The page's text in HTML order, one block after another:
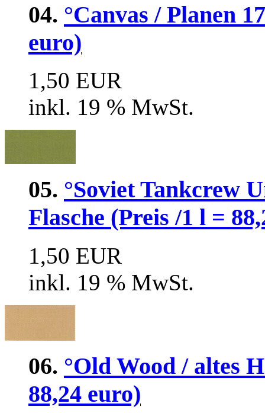
04. °Canvas / Planen
euro)
1,50 EUR
inkl. 19 % MwSt.
05. °Soviet Tankcrew
Flasche (Preis /1 l =
1,50 EUR
inkl. 19 % MwSt.
06. °Old Wood / altes
88,24 euro)